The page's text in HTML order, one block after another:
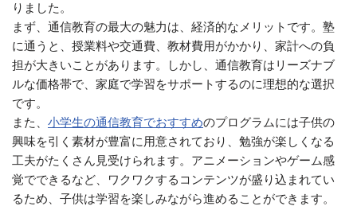
りました。
まず、通信教育の最大の魅力は、経済的なメリットです。塾
に通うと、授業料や交通費、教材費用がかかり、家計への負
担が大きいことがあります。しかし、通信教育はリーズナブ
ルな価格帯で、家庭で学習をサポートするのに理想的な選択
です。
また、 小学生の通信教育でおすすめのプログラムには子供の
興味を引く素材が豊富に用意されており、勉強が楽しくなる
工夫がたくさん見受けられます。アニメーションやゲーム感
覚でできるなど、ワクワクするコンテンツが盛り込まれてい
るため、子供は学習を楽しみながら進めることができます。